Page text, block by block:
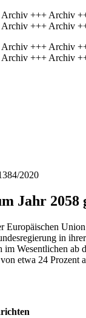
+++ Archiv
+++ Archiv
+++ Archiv
+++ Archiv
2020
Jahr 2058
Union
in
Wesentlichen ab
etwa 24 Prozent